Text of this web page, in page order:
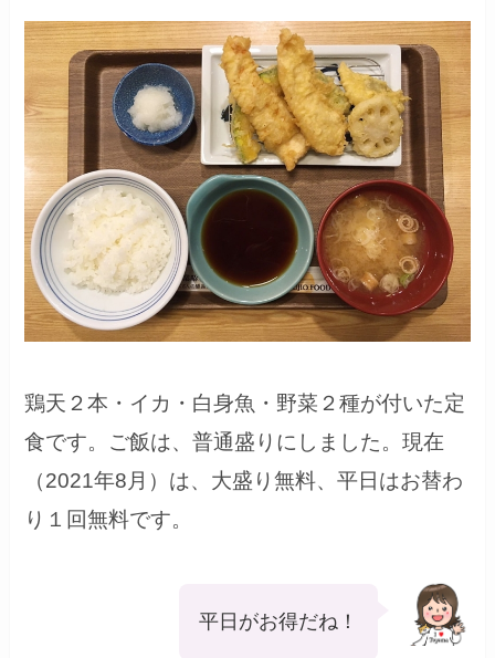
鶏天２本・イカ・白身魚・野菜２種が付いた定
食です。ご飯は、普通盛りにしました。現在
（2021年8月）は、大盛り無料、平日はお替わ
り１回無料です。
平日がお得だね！